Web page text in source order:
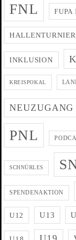
FNL FUPA
HALLENTURNIER
INKLUSION
KREISPOKAL
NEUZUGANG
PNL
SCHNÜRLES
SPENDENAKTION
U12 U13